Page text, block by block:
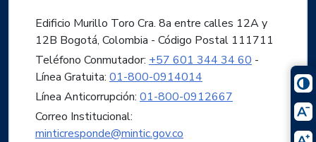
Edificio Murillo Toro Cra. 8a entre calles 12A y
12B Bogotá, Colombia - Código Postal 111711
Teléfono Conmutador: +57 601 344 34 60 -
Línea Gratuita: 01-800-0914014
Línea Anticorrupción: 01-800-0912667
Correo Institucional:
minticresponde@mintic.gov.co